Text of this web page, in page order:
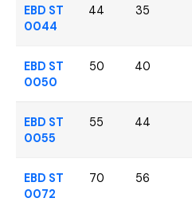
EBD ST
0044
44 35
EBD ST
0050
50 40
EBD ST
0055
55 44
EBD ST
0072
70 56